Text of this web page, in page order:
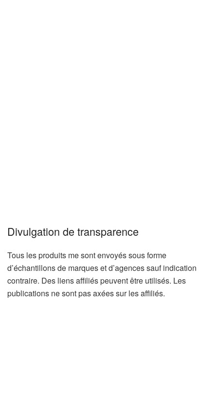
Divulgation de transparence
Tous les produits me sont envoyés sous forme
d’échantillons de marques et d’agences sauf indication
contraire. Des liens affiliés peuvent être utilisés. Les
publications ne sont pas axées sur les affiliés.